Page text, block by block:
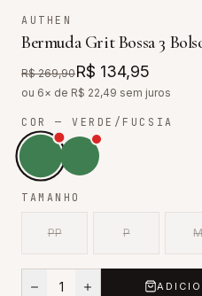
AUTHEN
Bermuda Grit Bossa 3
R$ 269,90R$ 134,95
ou 6× de R$ 22,49 sem juros
COR — VERDE/FUCSIA
TAMANHO
PP P
1